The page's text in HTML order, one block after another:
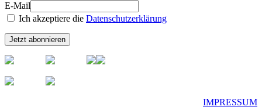
E-Mail
Ich akzeptiere die Datenschutzerklärung
IMPRESSUM